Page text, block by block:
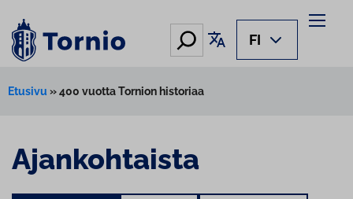
Hae Käännä sivu
FI
Etusivu »400 vuotta Tornion historiaa
Ajankohtaista